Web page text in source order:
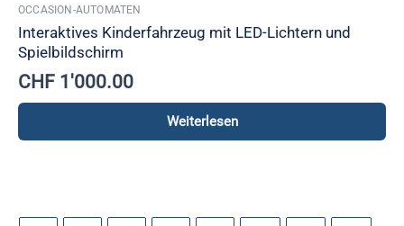
OCCASION-AUTOMATEN
Interaktives Kinderfahrzeug mit LED-Lichtern und
Spielbildschirm
CHF 1'000.00
Weiterlesen